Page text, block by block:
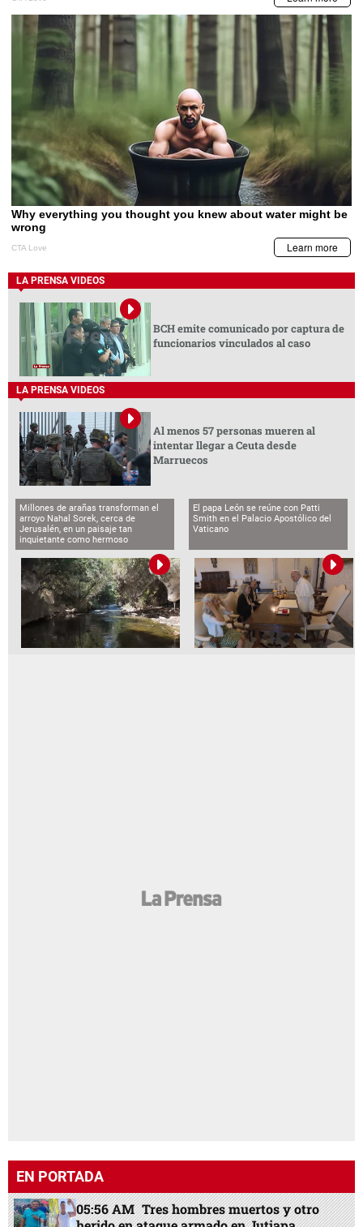
LA PRENSA VIDEOS
BCH emite comunicado por captura de
funcionarios vinculados al caso
LA PRENSA VIDEOS
Al menos 57 personas mueren al
intentar llegar a Ceuta desde
Marruecos
Millones de arañas transforman el
arroyo Nahal Sorek, cerca de
Jerusalén, en un paisaje tan
inquietante como hermoso
El papa León se reúne con Patti
Smith en el Palacio Apostólico del
Vaticano
EN PORTADA
05:56 AM Tres hombres muertos y otro